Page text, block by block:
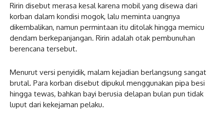
Ririn disebut merasa kesal karena mobil yang disewa dari
korban dalam kondisi mogok, lalu meminta uangnya
dikembalikan, namun permintaan itu ditolak hingga memicu
dendam berkepanjangan. Ririn adalah otak pembunuhan
berencana tersebut.
Menurut versi penyidik, malam kejadian berlangsung sangat
brutal. Para korban disebut dipukul menggunakan pipa besi
hingga tewas, bahkan bayi berusia delapan bulan pun tidak
luput dari kekejaman pelaku.